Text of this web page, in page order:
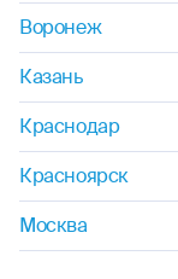
самбо
серфинг
сноубординг
Воронеж
Казань
Краснодар
Красноярск
Москва